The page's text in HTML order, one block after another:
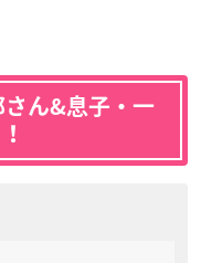
ん&息子・一